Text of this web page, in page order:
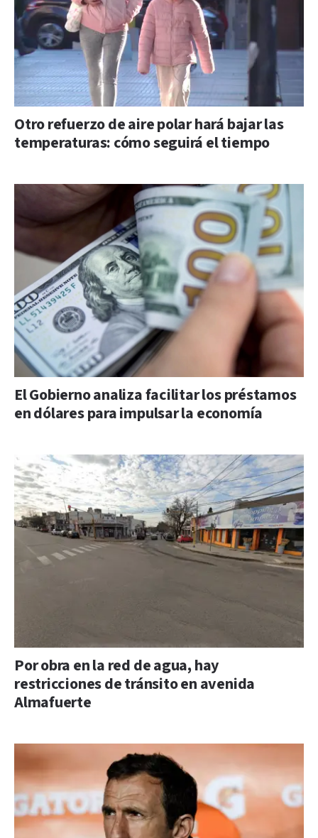
Otro refuerzo de aire polar hará bajar las
temperaturas: cómo seguirá el tiempo
El Gobierno analiza facilitar los préstamos
en dólares para impulsar la economía
Por obra en la red de agua, hay
restricciones de tránsito en avenida
Almafuerte